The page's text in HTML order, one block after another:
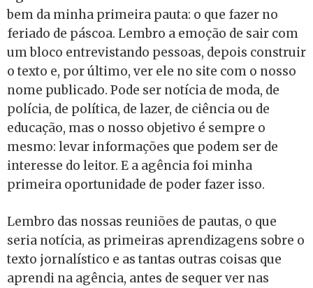
bem da minha primeira pauta: o que fazer no
feriado de páscoa. Lembro a emoção de sair com
um bloco entrevistando pessoas, depois construir
o texto e, por último, ver ele no site com o nosso
nome publicado. Pode ser notícia de moda, de
polícia, de política, de lazer, de ciência ou de
educação, mas o nosso objetivo é sempre o
mesmo: levar informações que podem ser de
interesse do leitor. E a agência foi minha
primeira oportunidade de poder fazer isso.
Lembro das nossas reuniões de pautas, o que
seria notícia, as primeiras aprendizagens sobre o
texto jornalístico e as tantas outras coisas que
aprendi na agência, antes de sequer ver nas